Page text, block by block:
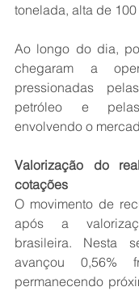
tonelada, alta de
Ao longo do dia,
chegaram a
pressionadas
petróleo e
envolvendo o
Valorização do
cotações
O movimento de
após a
brasileira. Nesta
avançou 0,56%
permanecendo